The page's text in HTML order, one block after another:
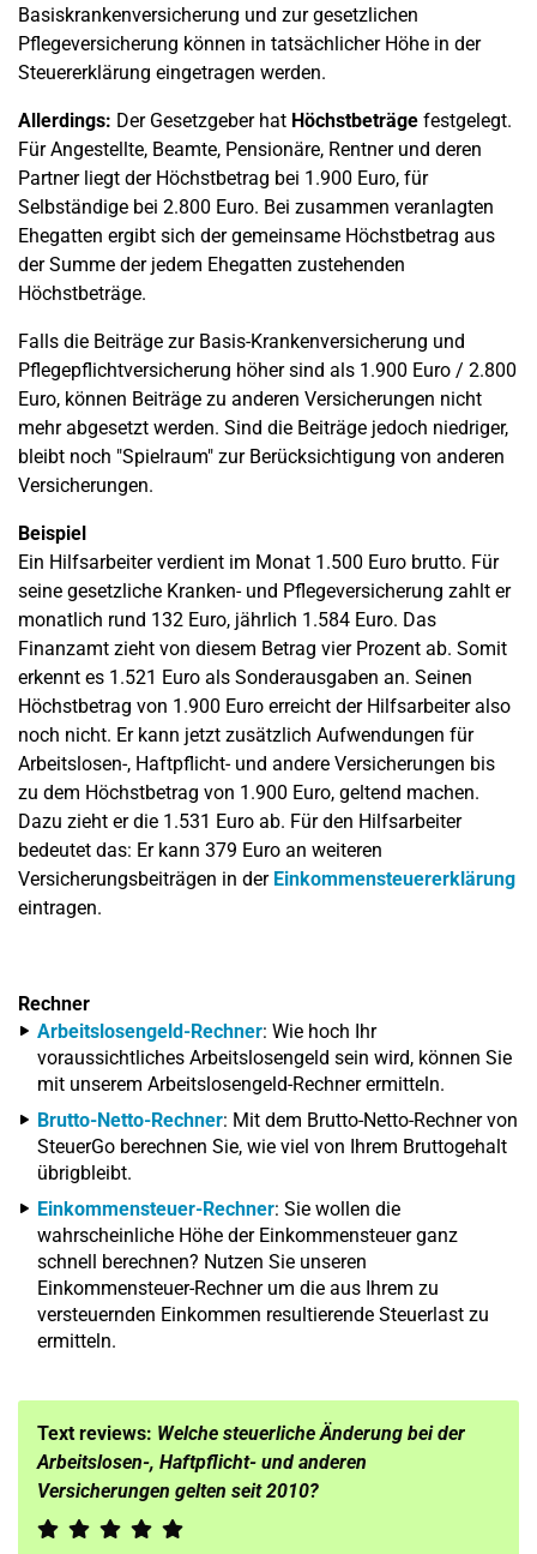
Basiskrankenversicherung und zur gesetzlichen
Pflegeversicherung können in tatsächlicher Höhe in der
Steuererklärung eingetragen werden.
Allerdings: Der Gesetzgeber hat Höchstbeträge festgelegt.
Für Angestellte, Beamte, Pensionäre, Rentner und deren
Partner liegt der Höchstbetrag bei 1.900 Euro, für
Selbständige bei 2.800 Euro. Bei zusammen veranlagten
Ehegatten ergibt sich der gemeinsame Höchstbetrag aus
der Summe der jedem Ehegatten zustehenden
Höchstbeträge.
Falls die Beiträge zur Basis-Krankenversicherung und
Pflegepflichtversicherung höher sind als 1.900 Euro / 2.800
Euro, können Beiträge zu anderen Versicherungen nicht
mehr abgesetzt werden. Sind die Beiträge jedoch niedriger,
bleibt noch "Spielraum" zur Berücksichtigung von anderen
Versicherungen.
Beispiel
Ein Hilfsarbeiter verdient im Monat 1.500 Euro brutto. Für
seine gesetzliche Kranken- und Pflegeversicherung zahlt er
monatlich rund 132 Euro, jährlich 1.584 Euro. Das
Finanzamt zieht von diesem Betrag vier Prozent ab. Somit
erkennt es 1.521 Euro als Sonderausgaben an. Seinen
Höchstbetrag von 1.900 Euro erreicht der Hilfsarbeiter also
noch nicht. Er kann jetzt zusätzlich Aufwendungen für
Arbeitslosen-, Haftpflicht- und andere Versicherungen bis
zu dem Höchstbetrag von 1.900 Euro, geltend machen.
Dazu zieht er die 1.531 Euro ab. Für den Hilfsarbeiter
bedeutet das: Er kann 379 Euro an weiteren
Versicherungsbeiträgen in der Einkommensteuererklärung
eintragen.
Rechner
Arbeitslosengeld-Rechner: Wie hoch Ihr
voraussichtliches Arbeitslosengeld sein wird, können Sie
mit unserem Arbeitslosengeld-Rechner ermitteln.
Brutto-Netto-Rechner: Mit dem Brutto-Netto-Rechner von
SteuerGo berechnen Sie, wie viel von Ihrem Bruttogehalt
übrigbleibt.
Einkommensteuer-Rechner: Sie wollen die
wahrscheinliche Höhe der Einkommensteuer ganz
schnell berechnen? Nutzen Sie unseren
Einkommensteuer-Rechner um die aus Ihrem zu
versteuernden Einkommen resultierende Steuerlast zu
ermitteln.
Text reviews: Welche steuerliche Änderung bei der
Arbeitslosen-, Haftpflicht- und anderen
Versicherungen gelten seit 2010?